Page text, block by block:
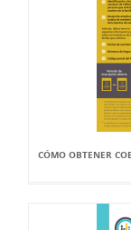
CÓMO OBTENER